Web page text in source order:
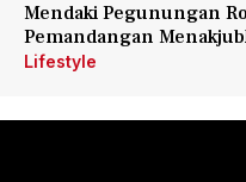
Mendaki Pegunungan
Pemandangan
Lifestyle